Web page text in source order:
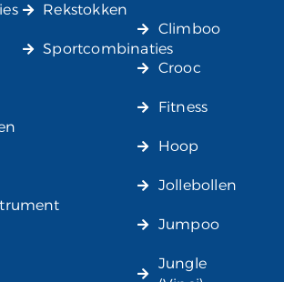
Rekstokken
Sportcombinaties
Climboo
Crooc
Fitness
Hoop
Jollebollen
Jumpoo
Jungle